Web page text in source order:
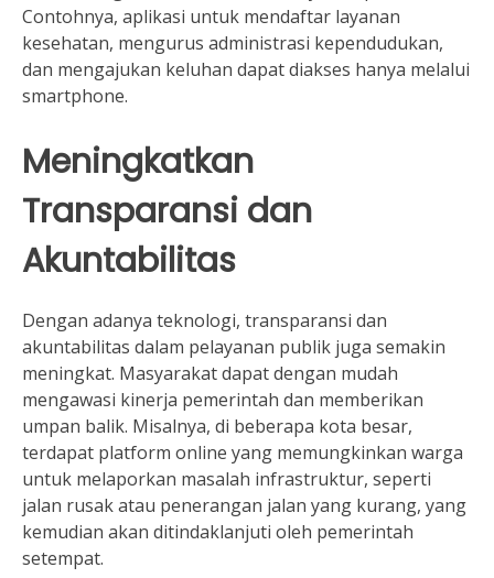
Contohnya, aplikasi untuk mendaftar layanan
kesehatan, mengurus administrasi kependudukan,
dan mengajukan keluhan dapat diakses hanya melalui
smartphone.
Meningkatkan
Transparansi dan
Akuntabilitas
Dengan adanya teknologi, transparansi dan
akuntabilitas dalam pelayanan publik juga semakin
meningkat. Masyarakat dapat dengan mudah
mengawasi kinerja pemerintah dan memberikan
umpan balik. Misalnya, di beberapa kota besar,
terdapat platform online yang memungkinkan warga
untuk melaporkan masalah infrastruktur, seperti
jalan rusak atau penerangan jalan yang kurang, yang
kemudian akan ditindaklanjuti oleh pemerintah
setempat.